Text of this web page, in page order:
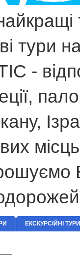
тури
-
ЕКСКУРСІЙНІ ТУРИ